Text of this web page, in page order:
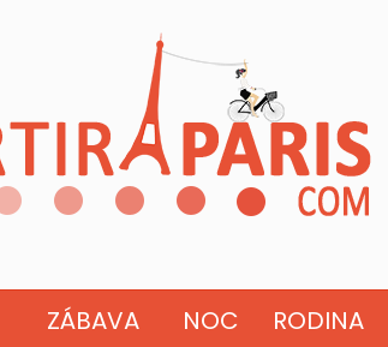
ZÁBAVA NOC RODINA